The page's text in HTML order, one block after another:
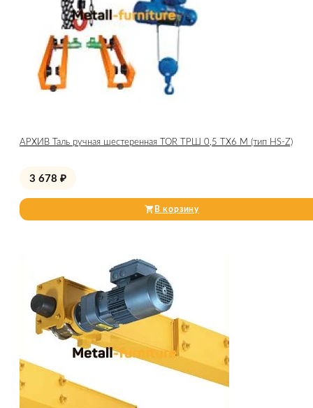
АРХИВ Таль ручная шестеренная TOR ТРШ 0,5 ТХ6 М (тип HS-Z)
3 678 ₽
В корзину